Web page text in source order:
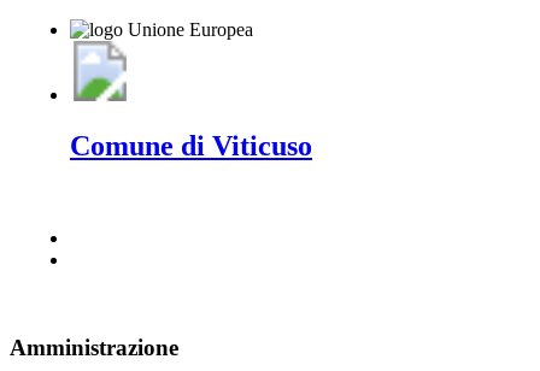
Comune di Viticuso
Amministrazione